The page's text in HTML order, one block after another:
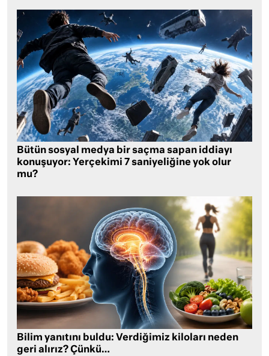
Bütün sosyal medya bir saçma sapan iddiayı
konuşuyor: Yerçekimi 7 saniyeliğine yok olur
mu?
Bilim yanıtını buldu: Verdiğimiz kiloları neden
geri alırız? Çünkü…